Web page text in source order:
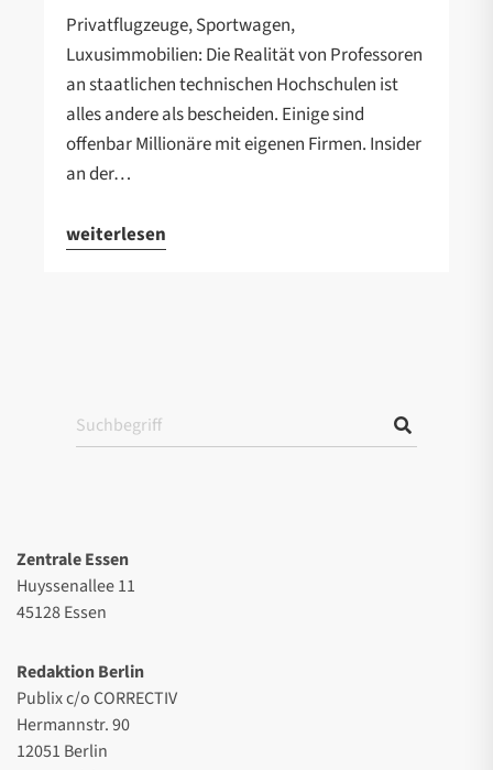
Privatflugzeuge, Sportwagen,
Luxusimmobilien: Die Realität von Professoren
an staatlichen technischen Hochschulen ist
alles andere als bescheiden. Einige sind
offenbar Millionäre mit eigenen Firmen. Insider
an der…
weiterlesen
Zentrale Essen
Huyssenallee 11
45128 Essen
Redaktion Berlin
Publix c/o CORRECTIV
Hermannstr. 90
12051 Berlin